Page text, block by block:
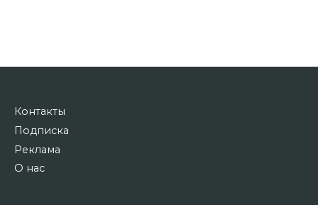
Контакты
Подписка
Реклама
О нас